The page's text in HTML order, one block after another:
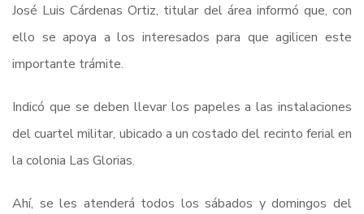
José Luis Cárdenas Ortiz, titular del área informó que, con
ello se apoya a los interesados para que agilicen este
importante trámite.
Indicó que se deben llevar los papeles a las instalaciones
del cuartel militar, ubicado a un costado del recinto ferial en
la colonia Las Glorias.
Ahí, se les atenderá todos los sábados y domingos del